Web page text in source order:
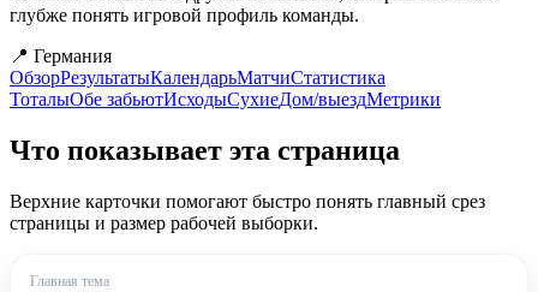
глубже понять игровой профиль команды.
📍 Германия
ОбзорРезультатыКалендарьМатчиСтатистика
ТоталыОбе забьютИсходыСухиеДом/выездМетрики
Что показывает эта страница
Верхние карточки помогают быстро понять главный срез
страницы и размер рабочей выборки.
Главная тема